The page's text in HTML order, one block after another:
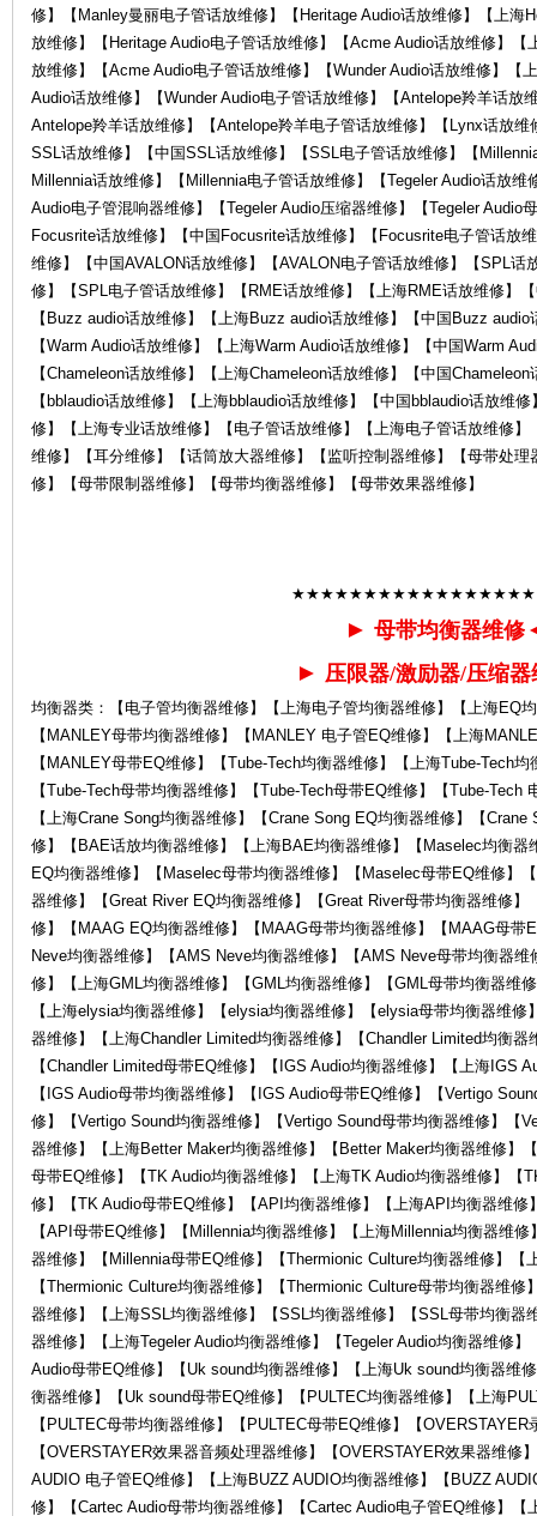
修】【Manley曼丽电子管话放维修】【Heritage Audio话放维修】【上海
放维修】【Heritage Audio电子管话放维修】【Acme Audio话放维修】
放维修】【Acme Audio电子管话放维修】【Wunder Audio话放维修】【
Audio话放维修】【Wunder Audio电子管话放维修】【Antelope羚羊话放
Antelope羚羊话放维修】【Antelope羚羊电子管话放维修】【Lynx话放
SSL话放维修】【中国SSL话放维修】【SSL电子管话放维修】【
Millennia话放维修】【Millennia电子管话放维修】【Tegeler Audio话放
Audio电子管混响器维修】【Tegeler Audio压缩器维修】【Tegeler Audio
Focusrite话放维修】【中国Focusrite话放维修】【Focusrite电子管话放
维修】【中国AVALON话放维修】【AVALON电子管话放维修】【SPL
修】【SPL电子管话放维修】【RME话放维修】【上海RME话放维修】
【Buzz audio话放维修】【上海Buzz audio话放维修】【中国Buzz
【Warm Audio话放维修】【上海Warm Audio话放维修】【中国Warm
【Chameleon话放维修】【上海Chameleon话放维修】【中国
【bblaudio话放维修】【上海bblaudio话放维修】【中国bblaudio话放维
修】【上海专业话放维修】【电子管话放维修】【上海电子管话放维修
维修】【耳分维修】【话筒放大器维修】【监听控制器维修】【母带处
修】【母带限制器维修】【母带均衡器维修】【母带效果器维修】
► 母带均衡器维修
► 压限器/激励器/压缩器
均衡器类：【电子管均衡器维修】【上海电子管均衡器维修】【上海EQ
【MANLEY母带均衡器维修】【MANLEY 电子管EQ维修】【上海
【MANLEY母带EQ维修】【Tube-Tech均衡器维修】【上海Tube-Tech
【Tube-Tech母带均衡器维修】【Tube-Tech母带EQ维修】【Tube-
【上海Crane Song均衡器维修】【Crane Song EQ均衡器维修】【
修】【BAE话放均衡器维修】【上海BAE均衡器维修】【Maselec均衡
EQ均衡器维修】【Maselec母带均衡器维修】【Maselec母带EQ维修】
器维修】【Great River EQ均衡器维修】【Great River母带均衡器维修
修】【MAAG EQ均衡器维修】【MAAG母带均衡器维修】【MAAG母
Neve均衡器维修】【AMS Neve均衡器维修】【AMS Neve母带均衡器
修】【上海GML均衡器维修】【GML均衡器维修】【GML母带均衡器维
【上海elysia均衡器维修】【elysia均衡器维修】【elysia母带均衡器维
器维修】【上海Chandler Limited均衡器维修】【Chandler Limited均衡
【Chandler Limited母带EQ维修】【IGS Audio均衡器维修】【上海IGS
【IGS Audio母带均衡器维修】【IGS Audio母带EQ维修】【Vertigo
修】【Vertigo Sound均衡器维修】【Vertigo Sound母带均衡器维修】【
器维修】【上海Better Maker均衡器维修】【Better Maker均衡器维修】
母带EQ维修】【TK Audio均衡器维修】【上海TK Audio均衡器维修】【
修】【TK Audio母带EQ维修】【API均衡器维修】【上海API均衡器维
【API母带EQ维修】【Millennia均衡器维修】【上海Millennia均衡器维
器维修】【Millennia母带EQ维修】【Thermionic Culture均衡器维修】【
【Thermionic Culture均衡器维修】【Thermionic Culture母带均衡器维
器维修】【上海SSL均衡器维修】【SSL均衡器维修】【SSL母带均衡器
器维修】【上海Tegeler Audio均衡器维修】【Tegeler Audio均衡器维修
Audio母带EQ维修】【Uk sound均衡器维修】【上海Uk sound均衡器维
衡器维修】【Uk sound母带EQ维修】【PULTEC均衡器维修】【上海
【PULTEC母带均衡器维修】【PULTEC母带EQ维修】【
【OVERSTAYER效果器音频处理器维修】【OVERSTAYER效果器维修
AUDIO 电子管EQ维修】【上海BUZZ AUDIO均衡器维修】【BUZZ
修】【Cartec Audio母带均衡器维修】【Cartec Audio电子管EQ维修】